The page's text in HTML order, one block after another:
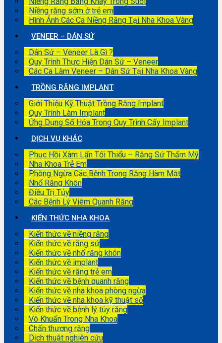
Niềng răng sớm ở trẻ em
Hình Ảnh Các Ca Niềng Răng Tại Nha Khoa Vàng
VENEER – DÁN SỨ
Dán Sứ – Veneer Là Gì ?
Quy Trình Thực Hiện Dán Sứ – Veneer
Các Ca Làm Veneer – Dán Sứ Tại Nha Khoa Vàng
TRỒNG RĂNG IMPLANT
Giới Thiệu Kỹ Thuật Trồng Răng Implant
Quy Trình Làm Implant
Ứng Dụng Số Hóa Trong Quy Trình Cấy Implant
DỊCH VỤ KHÁC
Phục Hồi Xâm Lấn Tối Thiểu – Răng Sứ Thẩm Mỹ
Nha Khoa Trẻ Em
Phòng Ngừa Các Bệnh Trong Răng Hàm Mặt
Nhổ Răng Khôn
Điều Trị Tủy
Các Bệnh Lý Viêm Quanh Răng
KIẾN THỨC NHA KHOA
Kiến thức về niềng răng
Kiến thức về răng sứ
Kiến thức về nhổ răng khôn
Kiến thức về implant
Kiến thức về răng trẻ em
Kiến thức về bệnh quanh răng
Kiến thức về nha khoa phòng ngừa
Kiến thức về nha khoa kỹ thuật số
Kiến thức về bệnh lý tủy răng
Vô Khuẩn Trong Nha Khoa
Chấn thương răng
Dịch thuật nghiên cứu